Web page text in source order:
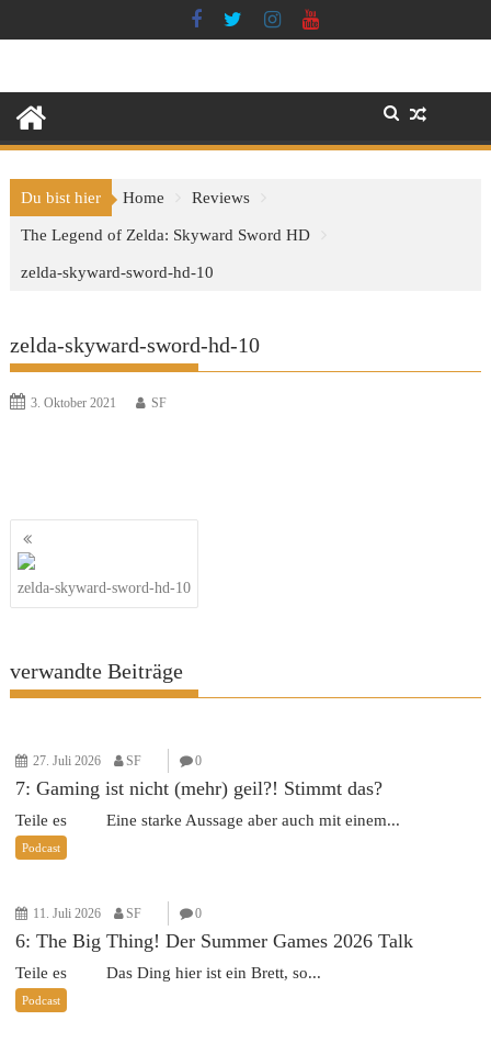
to
Du bist hier Home Reviews
The Legend of Zelda: Skyward Sword HD
zelda-skyward-sword-hd-10
zelda-skyward-sword-hd-10
3. Oktober 2021 SF
Beitragsnavigation
zelda-skyward-sword-hd-10
verwandte Beiträge
27. Juli 2026 SF 0
7: Gaming ist nicht (mehr) geil?! Stimmt das?
Teile es Eine starke Aussage aber auch mit einem...
Podcast
11. Juli 2026 SF 0
6: The Big Thing! Der Summer Games 2026 Talk
Teile es Das Ding hier ist ein Brett, so...
Podcast